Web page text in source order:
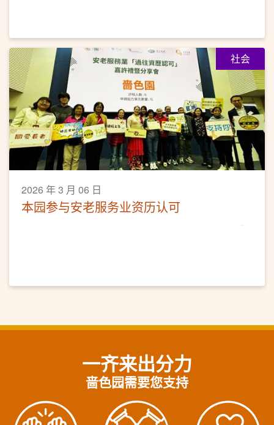
社会
2026 年 3 月 06 日
本园参与安老服务业资历认可
一齐来出分力
啬色园需要您支持